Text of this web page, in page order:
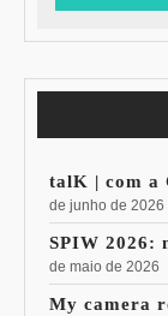
talK | com a
de junho de 2026
SPIW 2026:
de maio de 2026
My camera